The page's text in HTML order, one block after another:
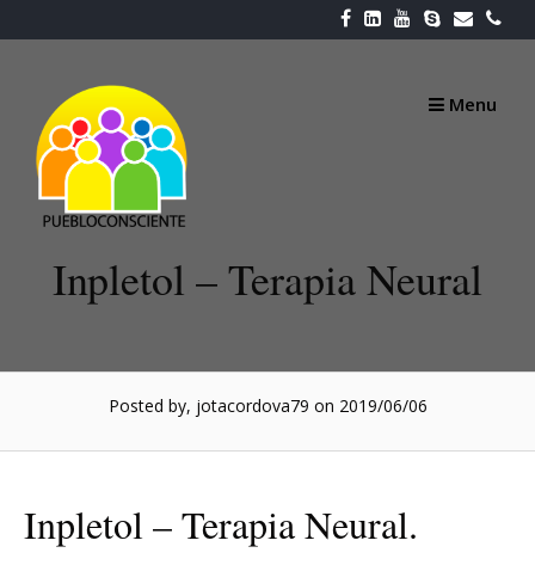
to
Menu
Inpletol – Terapia Neural
Posted by, jotacordova79 on 2019/06/06
Inpletol – Terapia Neural.